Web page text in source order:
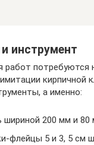
инструмент
работ потребуются
кирпичной
а именно:
шириной 200 мм и 80
флейцы 5 и 3, 5 см